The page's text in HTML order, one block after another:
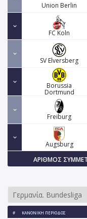
Union Berlin
FC Koln
SV Elversberg
Borussia
Dortmund
Freiburg
Augsburg
ΑΡΙΘΜΌΣ
# ΚΑΝΟΝΙΚΉ ΠΕΡΊΟΔΟΣ